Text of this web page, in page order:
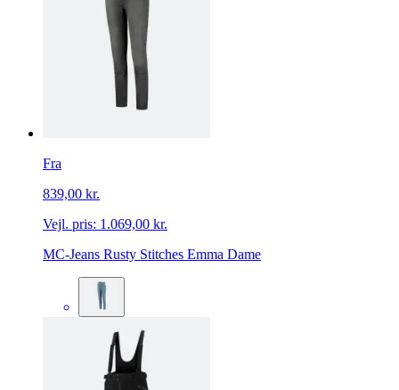
Fra
839,00 kr.
Vejl. pris: 1.069,00 kr.
MC-Jeans Rusty Stitches Emma Dame